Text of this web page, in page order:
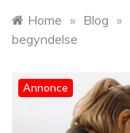
Home » Blog »
begyndelse
Annonce